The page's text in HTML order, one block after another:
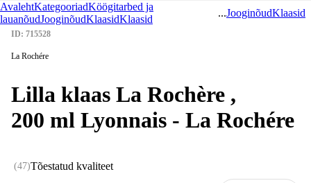
AvalehtKategooriadKöögitarbed ja
lauanõudJooginõudKlaasidKlaasid
...JooginõudKlaasid
ID: 715528
La Rochére
Lilla klaas La Rochère ,
200 ml Lyonnais - La Rochére
(47)Tõestatud kvaliteet